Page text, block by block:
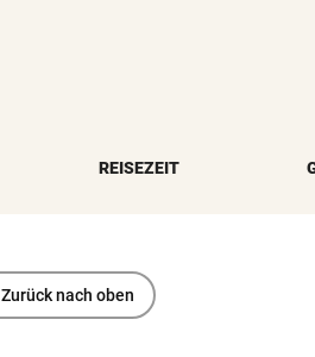
REISEZEIT
Zurück nach oben